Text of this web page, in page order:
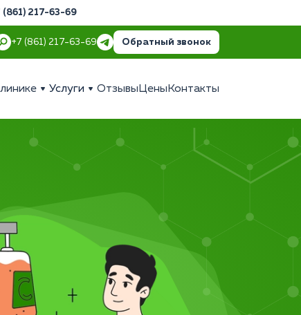
(861) 217-63-69
+7 (861) 217-63-69 Обратный звонок
Услуги Отзывы Цены Контакты